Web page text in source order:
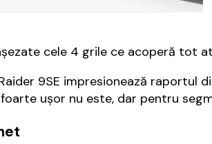
cele 4 grile ce acoperă tot
9SE impresionează
ușor nu este, dar pentru